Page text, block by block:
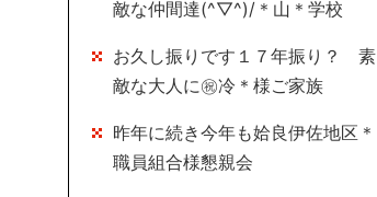
敵な仲間達(^▽^)/＊山＊学校
お久し振りです１７年振り？ 素
敵な大人に㊗冷＊様ご家族
昨年に続き今年も姶良伊佐地区＊
職員組合様懇親会